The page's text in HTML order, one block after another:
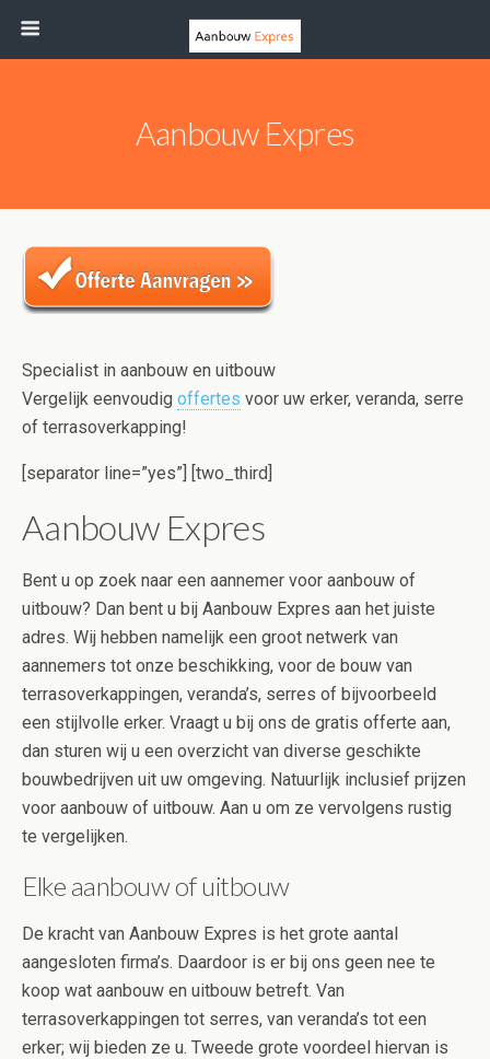
Aanbouw Expres
Specialist in aanbouw en uitbouw
Vergelijk eenvoudig offertes voor uw erker, veranda, serre
of terrasoverkapping!
[separator line=”yes”] [two_third]
Aanbouw Expres
Bent u op zoek naar een aannemer voor aanbouw of
uitbouw? Dan bent u bij Aanbouw Expres aan het juiste
adres. Wij hebben namelijk een groot netwerk van
aannemers tot onze beschikking, voor de bouw van
terrasoverkappingen, veranda’s, serres of bijvoorbeeld
een stijlvolle erker. Vraagt u bij ons de gratis offerte aan,
dan sturen wij u een overzicht van diverse geschikte
bouwbedrijven uit uw omgeving. Natuurlijk inclusief prijzen
voor aanbouw of uitbouw. Aan u om ze vervolgens rustig
te vergelijken.
Elke aanbouw of uitbouw
De kracht van Aanbouw Expres is het grote aantal
aangesloten firma’s. Daardoor is er bij ons geen nee te
koop wat aanbouw en uitbouw betreft. Van
terrasoverkappingen tot serres, van veranda’s tot een
erker; wij bieden ze u. Tweede grote voordeel hiervan is